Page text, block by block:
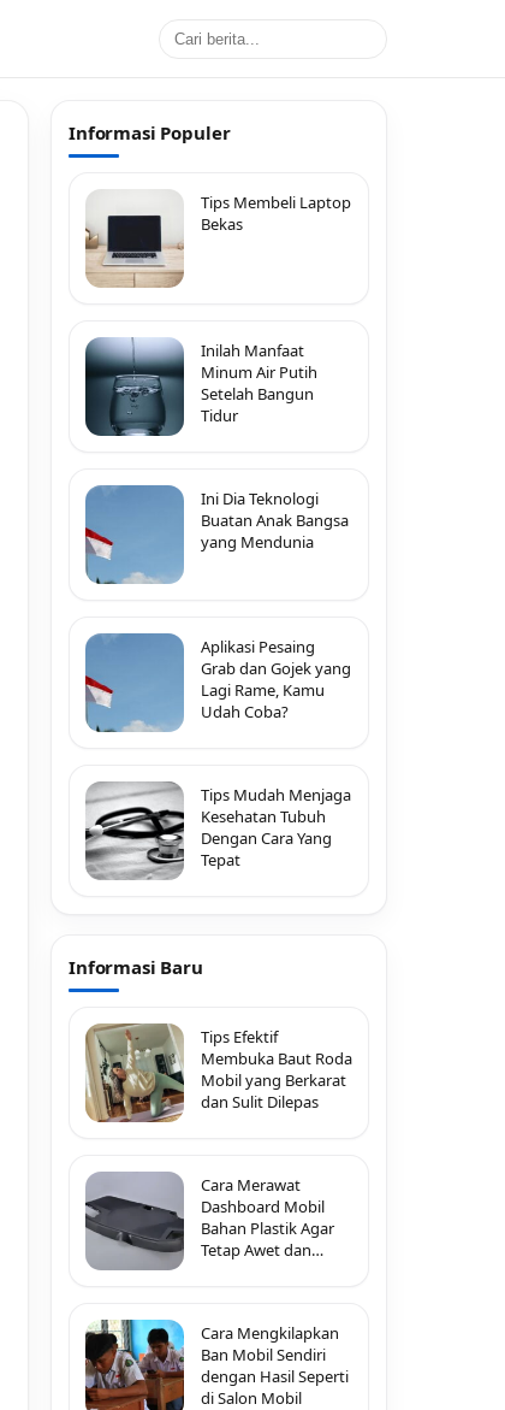
Informasi Populer
Tips Membeli Laptop
Bekas
Inilah Manfaat
Minum Air Putih
Setelah Bangun
Tidur
Ini Dia Teknologi
Buatan Anak Bangsa
yang Mendunia
Aplikasi Pesaing
Grab dan Gojek yang
Lagi Rame, Kamu
Udah Coba?
Tips Mudah Menjaga
Kesehatan Tubuh
Dengan Cara Yang
Tepat
Informasi Baru
Tips Efektif
Membuka Baut Roda
Mobil yang Berkarat
dan Sulit Dilepas
Cara Merawat
Dashboard Mobil
Bahan Plastik Agar
Tetap Awet dan
Cara Mengkilapkan
Ban Mobil Sendiri
dengan Hasil Seperti
di Salon Mobil